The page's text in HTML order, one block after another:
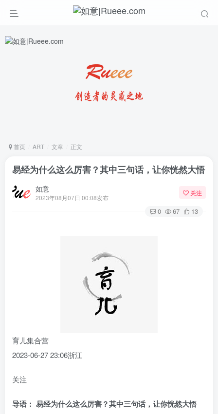
首页 ART 文章 正文
易经为什么这么厉害？其中三句话，让你恍然大悟
如意
2023年08月07日 00:08发布
关注
0 67 13
育儿集合营
2023-06-27 23:06浙江
关注
导语： 易经为什么这么厉害？其中三句话，让你恍然大悟